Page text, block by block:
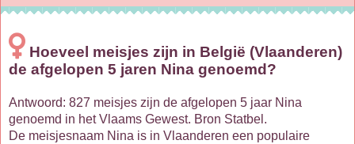
Hoeveel meisjes zijn in België (Vlaanderen)
de afgelopen 5 jaren Nina genoemd?
Antwoord: 827 meisjes zijn de afgelopen 5 jaar Nina
genoemd in het Vlaams Gewest. Bron Statbel.
De meisjesnaam Nina is in Vlaanderen een populaire